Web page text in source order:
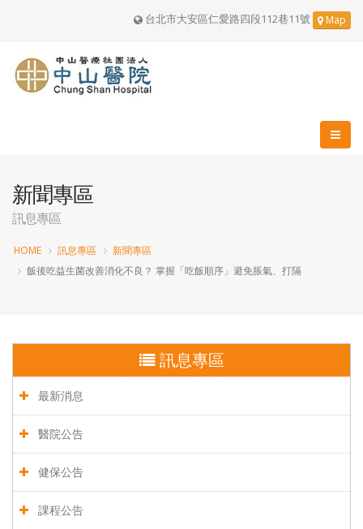
台北市大安區仁愛路四段112巷11號 Map
新聞專區
訊息專區
HOME 訊息專區
新聞專區
飯後吃益生菌改善消化不良？ 掌握「吃飯順序」避免脹氣、打隔
訊息專區
最新消息
醫院公告
健保公告
課程公告